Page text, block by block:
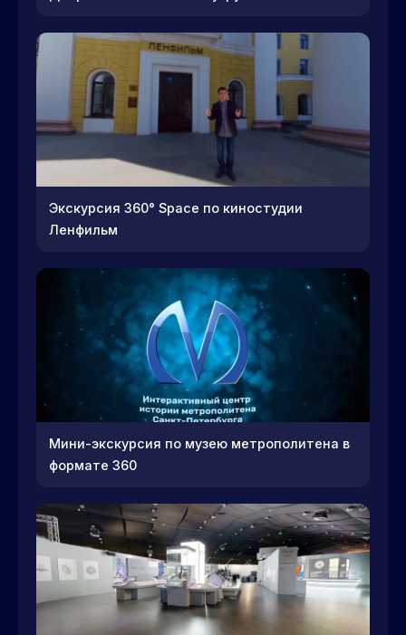
Экскурсия 360° Space по киностудии
Ленфильм
Мини-экскурсия по музею метрополитена в
формате 360